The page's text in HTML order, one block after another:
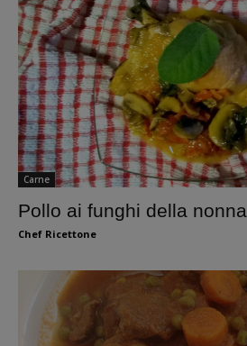
Carne
Pollo ai funghi della nonna
Chef Ricettone